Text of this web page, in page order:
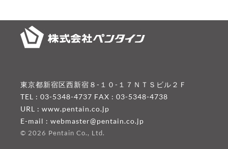
東京都新宿区西新宿８-１０-１７ＮＴＳビル２Ｆ
TEL : 03-5348-4737 FAX : 03-5348-4738
URL : www.pentain.co.jp
E-mail : webmaster@pentain.co.jp
© 2026 Pentain Co., Ltd.